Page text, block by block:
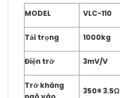
MODEL VLC-110
Tải trọng 1000kg
Điện trở 3mV/V
Trở kháng
350± 3.5Ω